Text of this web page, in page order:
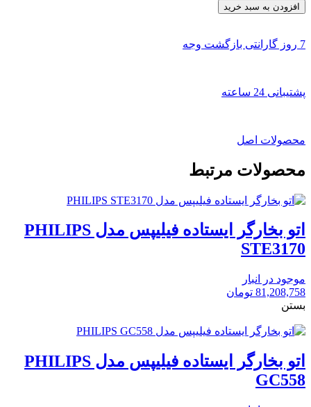
افزودن به سبد خرید
7 روز گارانتی بازگشت وجه
پشتیبانی 24 ساعته
محصولات اصل
محصولات مرتبط
اتو بخارگر ایستاده فیلیپس مدل PHILIPS
STE3170
موجود در انبار
81,208,758 تومان
بستن
اتو بخارگر ایستاده فیلیپس مدل PHILIPS
GC558